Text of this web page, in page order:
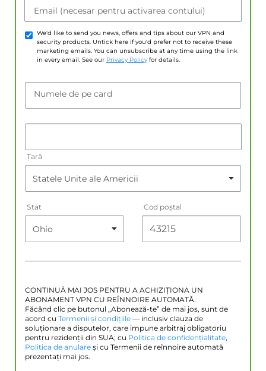
Email (necesar pentru activarea contului)
We'd like to send you news, offers and tips about our VPN and
security products. Untick here if you'd prefer not to receive these
marketing emails. You can unsubscribe at any time using the link
in every email. See our Privacy Policy for details.
Numele de pe card
Țară
Stat Cod poştal
CONTINUĂ MAI JOS PENTRU A ACHIZIȚIONA UN
ABONAMENT VPN CU REÎNNOIRE AUTOMATĂ.
Făcând clic pe butonul „Abonează-te” de mai jos, sunt de
acord cu Termenii și condițiile — inclusiv clauza de
soluționare a disputelor, care impune arbitraj obligatoriu
pentru rezidenții din SUA; cu Politica de confidențialitate,
Politica de anulare și cu Termenii de reînnoire automată
prezentați mai jos.